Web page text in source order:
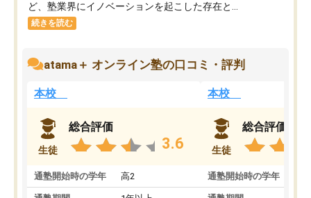
ど、塾業界にイノベーションを起こした存在と...
続きを読む
atama＋ オンライン塾の口コミ・評判
本校
生徒
総合評価
3.6
通塾開始時の学年 高2
本校
生徒
総合評価
通塾開始時の学年